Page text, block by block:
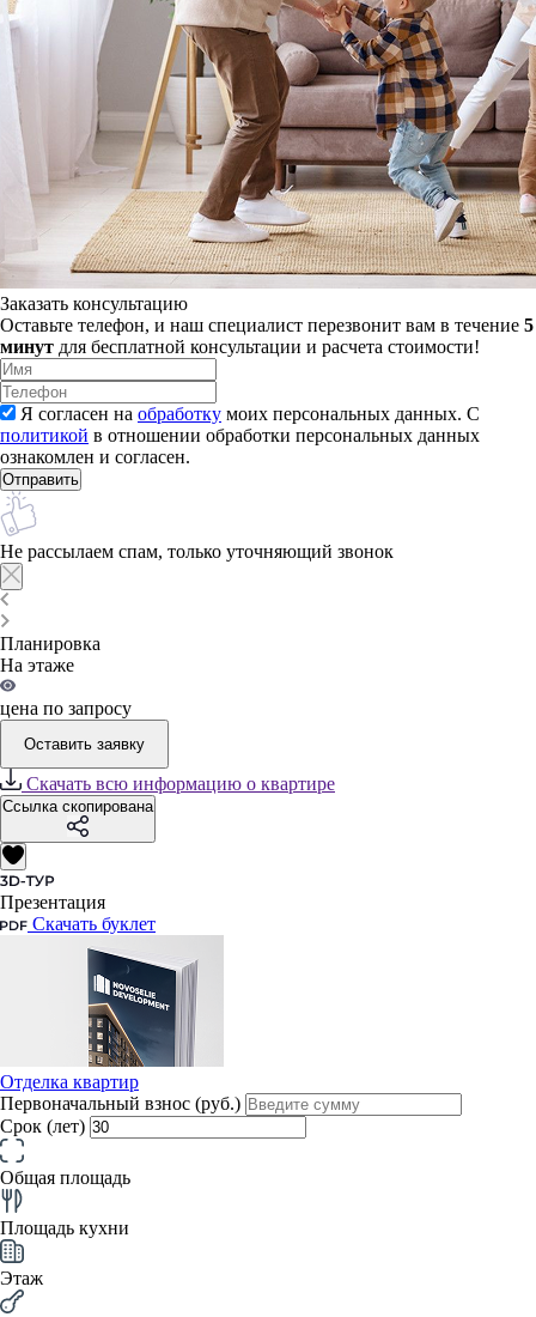
Заказать консультацию
Оставьте телефон, и наш специалист перезвонит вам в течение 5
минут для бесплатной консультации и расчета стоимости!
Я согласен на обработку моих персональных данных. С
политикой в отношении обработки персональных данных
ознакомлен и согласен.
Не рассылаем спам, только уточняющий звонок
Планировка
На этаже
цена по запросу
Оставить заявку
Скачать всю информацию о квартире
Ссылка скопирована
Презентация
Скачать буклет
Отделка квартир
Первоначальный взнос (руб.)
Срок (лет)
Общая площадь
Площадь кухни
Этаж